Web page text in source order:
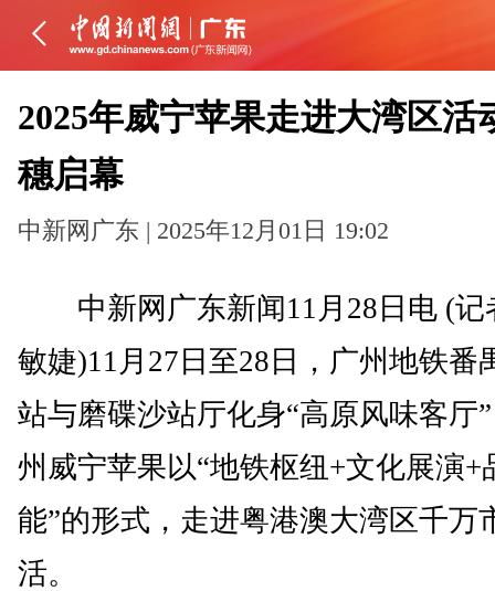
2025年威宁苹果走进大湾区活
穗启幕
中新网广东 | 2025年12月01日 19:02
中新网广东新闻11月28日电 (记
敏婕)11月27日至28日，广州地铁番
站与磨碟沙站厅化身“高原风味客厅
州威宁苹果以“地铁枢纽+文化展演+
能”的形式，走进粤港澳大湾区千万
活。